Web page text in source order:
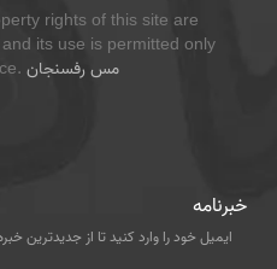
rights of this site are
its use is permitted only
مس رفسنجان
خبرنامه
ایمیل خود را وارد کنید تا از جدیدترین